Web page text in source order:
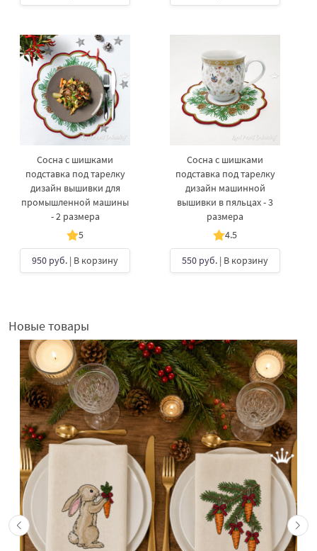
Сосна с шишками
подставка под тарелку
дизайн вышивки для
промышленной машины
- 2 размера
5
950 руб. | В корзину
Сосна с шишками
подставка под тарелку
дизайн машинной
вышивки в пяльцах - 3
размера
4.5
550 руб. | В корзину
Новые товары